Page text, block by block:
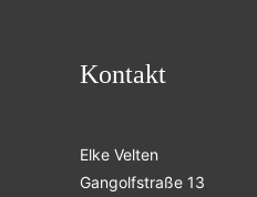
Kontakt
Elke Velten
Gangolfstraße 13